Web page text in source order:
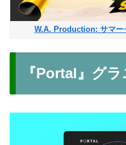
W.A. Production: サマー
『Portal』グ